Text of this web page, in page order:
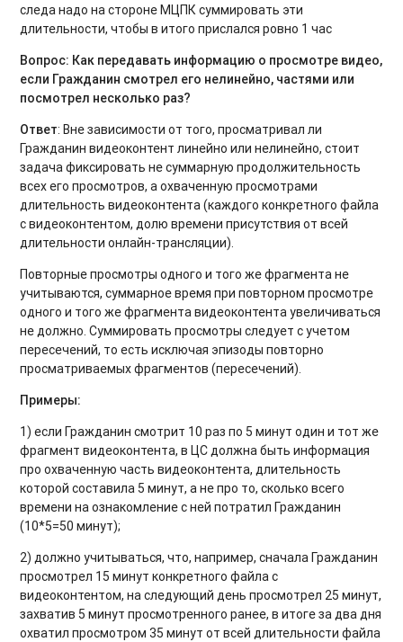
следа надо на стороне МЦПК суммировать эти
длительности, чтобы в итого прислался ровно 1 час
Вопрос: Как передавать информацию о просмотре видео,
если Гражданин смотрел его нелинейно, частями или
посмотрел несколько раз?
Ответ: Вне зависимости от того, просматривал ли
Гражданин видеоконтент линейно или нелинейно, стоит
задача фиксировать не суммарную продолжительность
всех его просмотров, а охваченную просмотрами
длительность видеоконтента (каждого конкретного файла
с видеоконтентом, долю времени присутствия от всей
длительности онлайн-трансляции).
Повторные просмотры одного и того же фрагмента не
учитываются, суммарное время при повторном просмотре
одного и того же фрагмента видеоконтента увеличиваться
не должно. Суммировать просмотры следует с учетом
пересечений, то есть исключая эпизоды повторно
просматриваемых фрагментов (пересечений).
Примеры:
1) если Гражданин смотрит 10 раз по 5 минут один и тот же
фрагмент видеоконтента, в ЦС должна быть информация
про охваченную часть видеоконтента, длительность
которой составила 5 минут, а не про то, сколько всего
времени на ознакомление с ней потратил Гражданин
(10*5=50 минут);
2) должно учитываться, что, например, сначала Гражданин
просмотрел 15 минут конкретного файла с
видеоконтентом, на следующий день просмотрел 25 минут,
захватив 5 минут просмотренного ранее, в итоге за два дня
охватил просмотром 35 минут от всей длительности файла